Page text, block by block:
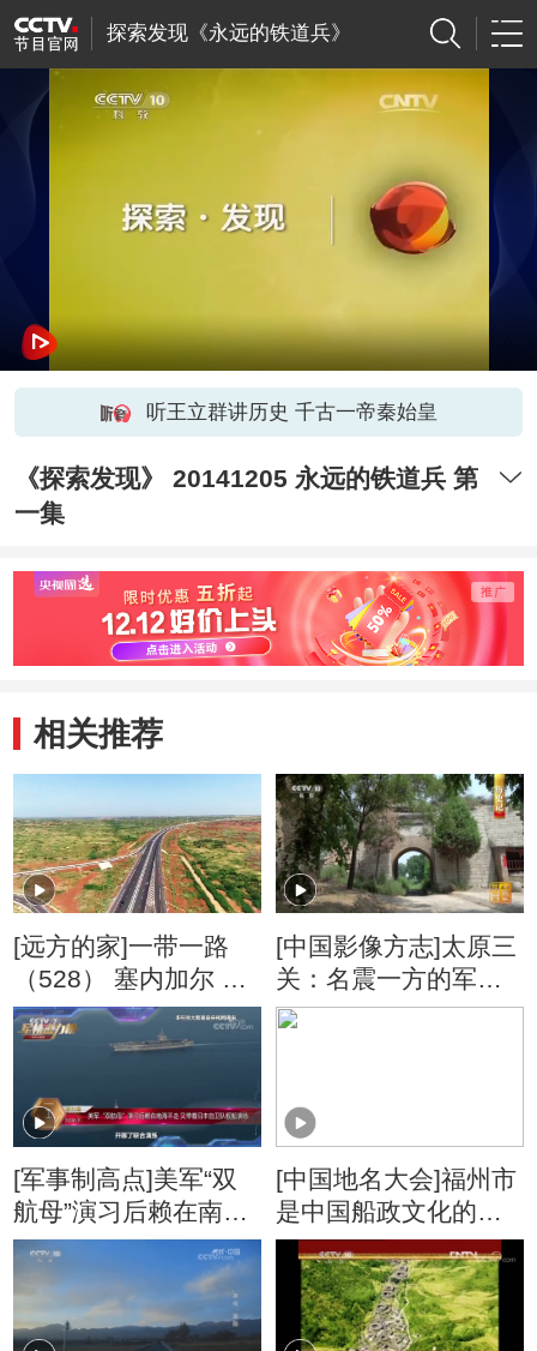
探索发现《永远的铁道兵》
听王立群讲历史 千古一帝秦始皇
《探索发现》 20141205 永远的铁道兵 第
一集
相关推荐
[远方的家]一带一路
（528） 塞内加尔 条
条坦途 振兴之路
[中国影像方志]太原三
关：名震一方的军事
重镇
[军事制高点]美军“双
航母”演习后赖在南海
不走 又带着日本自卫
队舰船演练
[中国地名大会]福州市
是中国船政文化的发
祥地之一